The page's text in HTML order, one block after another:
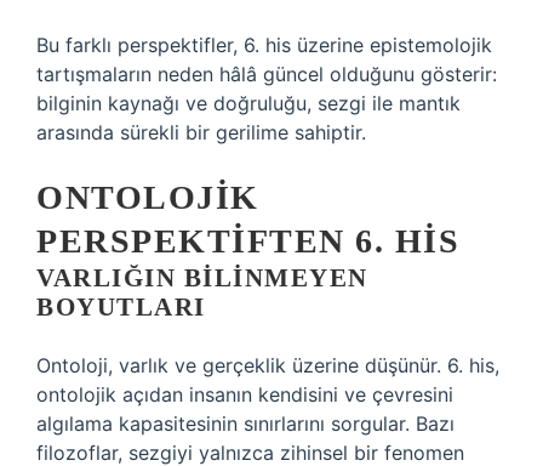
Bu farklı perspektifler, 6. his üzerine epistemolojik
tartışmaların neden hâlâ güncel olduğunu gösterir:
bilginin kaynağı ve doğruluğu, sezgi ile mantık
arasında sürekli bir gerilime sahiptir.
ONTOLOJIK
PERSPEKTIFTEN 6. HIS
VARLIĞIN BILINMEYEN
BOYUTLARI
Ontoloji, varlık ve gerçeklik üzerine düşünür. 6. his,
ontolojik açıdan insanın kendisini ve çevresini
algılama kapasitesinin sınırlarını sorgular. Bazı
filozoflar, sezgiyi yalnızca zihinsel bir fenomen